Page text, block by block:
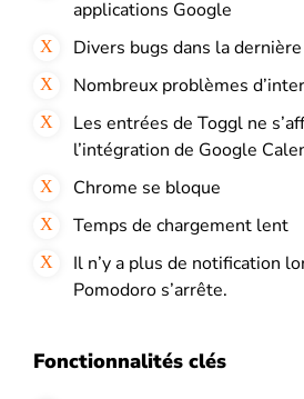
applications Google
Divers bugs dans la
Nombreux problèmes
Les entrées de Toggl ne
l’intégration de Google
Chrome se bloque
Temps de chargement lent
Il n’y a plus de notification
Pomodoro s’arrête.
Fonctionnalités clés